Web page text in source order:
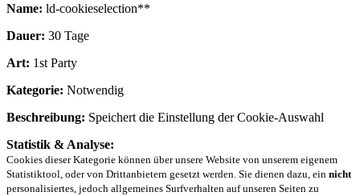
Name: ld-cookieselection**
Dauer: 30 Tage
Art: 1st Party
Kategorie: Notwendig
Beschreibung: Speichert die Einstellung der Cookie-Auswahl
Statistik & Analyse:
Cookies dieser Kategorie können über unsere Website von unserem eigenem
Statistiktool, oder von Drittanbietern gesetzt werden. Sie dienen dazu, ein nicht
personalisiertes, jedoch allgemeines Surfverhalten auf unseren Seiten zu